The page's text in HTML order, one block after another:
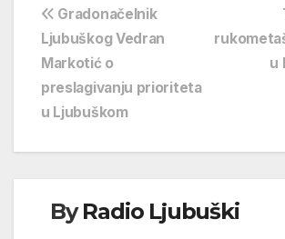
Navigacija
objava
u
Gradonačelnik
Ljubuškog Vedran
Markotić o
preslagivanju prioriteta
u Ljubuškom
ByRadio Ljubuški